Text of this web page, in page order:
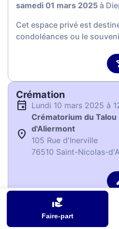
Faire-part
samedi 01 mars 2025 à
Cet espace privé est
condoléances ou le
Crémation
lundi 10 mars 2025 à
Crématorium du
d'Aliermont
105 Rue d'Inerville
76510 Saint-Nicolas-
Déroulé des